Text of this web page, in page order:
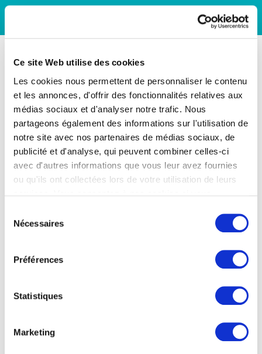
Ce site Web utilise des cookies
Les cookies nous permettent de personnaliser le contenu
et les annonces, d'offrir des fonctionnalités relatives aux
médias sociaux et d'analyser notre trafic. Nous
partageons également des informations sur l'utilisation de
notre site avec nos partenaires de médias sociaux, de
publicité et d'analyse, qui peuvent combiner celles-ci
avec d'autres informations que vous leur avez fournies
ou qu'ils ont collectées lors de votre utilisation de leurs
Nécessaires
Préférences
Statistiques
Marketing